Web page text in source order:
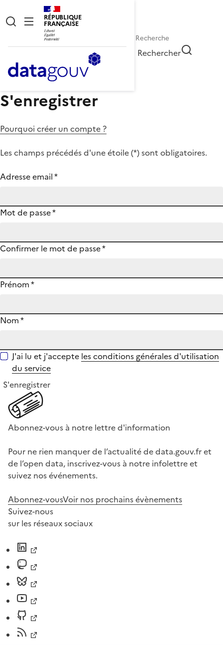
RÉPUBLIQUE
FRANÇAISE
Rechercher
S'enregistrer
Pourquoi créer un compte ?
Les champs précédés d'une étoile (*) sont obligatoires.
Adresse email*
Mot de passe*
Confirmer le mot de passe*
Prénom*
Nom*
J'ai lu et j'accepte les conditions générales d'utilisation
du service
S'enregistrer
Abonnez-vous à notre lettre d'information
Pour ne rien manquer de l’actualité de data.gouv.fr et
de l’open data, inscrivez-vous à notre infolettre et
suivez nos événements.
Abonnez-vousVoir nos prochains évènements
Suivez-nous
sur les réseaux sociaux